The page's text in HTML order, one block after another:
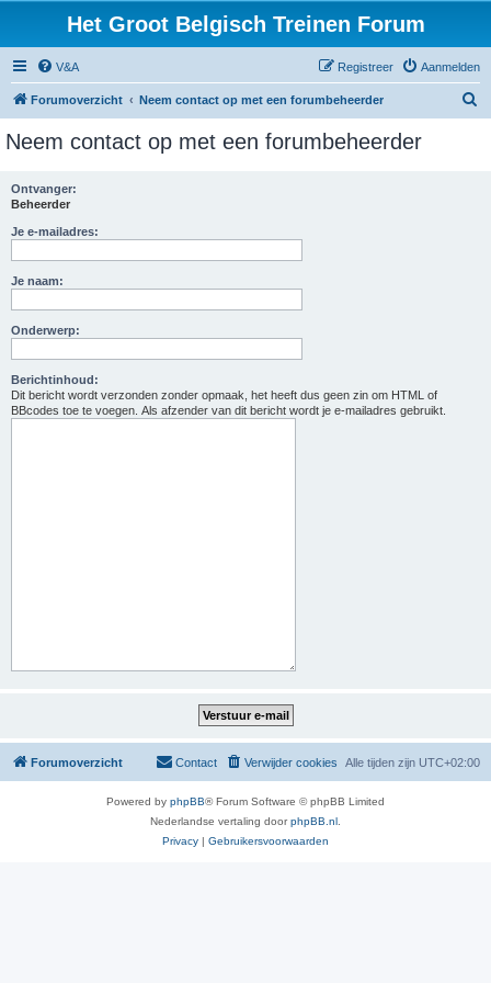
Het Groot Belgisch Treinen Forum
V&A Aanmelden
Registreer
Forumoverzicht Neem contact op met een forumbeheerder
Neem contact op met een forumbeheerder
Ontvanger:
Beheerder
Je e-mailadres:
Je naam:
Onderwerp:
Berichtinhoud:
Dit bericht wordt verzonden zonder opmaak, het heeft dus geen zin om HTML of
BBcodes toe te voegen. Als afzender van dit bericht wordt je e-mailadres gebruikt.
Forumoverzicht Alle tijden zijn UTC+02:00
Verwijder cookies
Contact
Powered by phpBB® Forum Software © phpBB Limited
Nederlandse vertaling doorphpBB.nl
Privacy | Gebruikersvoorwaarden